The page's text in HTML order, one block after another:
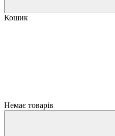
Кошик
Немає товарів